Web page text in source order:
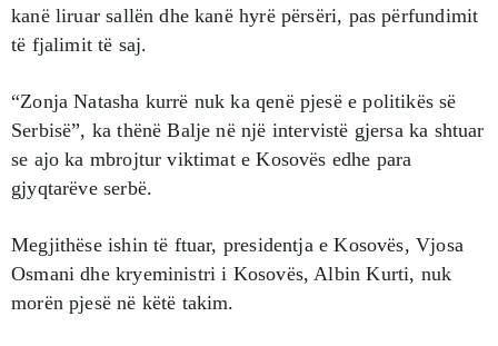
kanë liruar sallën dhe kanë hyrë përsëri, pas përfundimit
të fjalimit të saj.
“Zonja Natasha kurrë nuk ka qenë pjesë e politikës së
Serbisë”, ka thënë Balje në një intervistë gjersa ka shtuar
se ajo ka mbrojtur viktimat e Kosovës edhe para
gjyqtarëve serbë.
Megjithëse ishin të ftuar, presidentja e Kosovës, Vjosa
Osmani dhe kryeministri i Kosovës, Albin Kurti, nuk
morën pjesë në këtë takim.